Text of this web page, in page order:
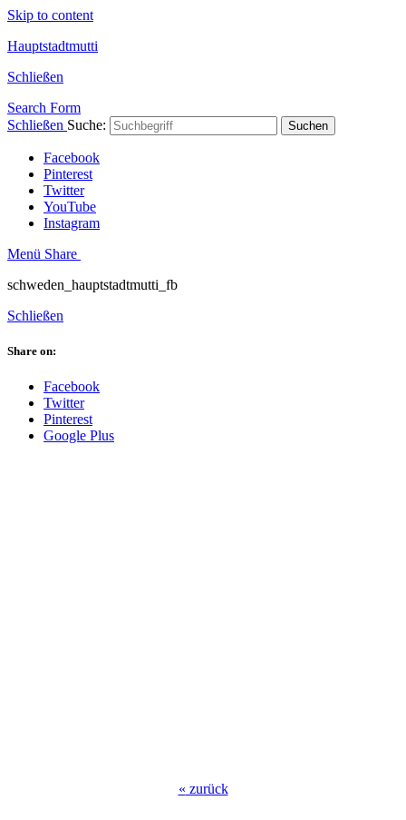
Skip to content
Hauptstadtmutti
Schließen
Search Form
Schließen Suche: Suchen
Facebook
Pinterest
Twitter
YouTube
Instagram
Menü Share
schweden_hauptstadtmutti_fb
Schließen
Share on:
Facebook
Twitter
Pinterest
Google Plus
« zurück